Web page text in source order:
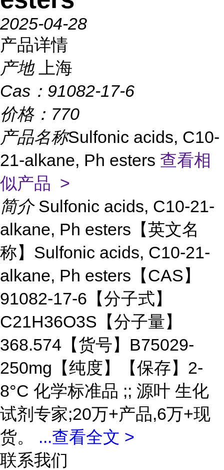
2025-04-28
产品详情
产地
上海
Cas： 91082-17-6
价格： 770
产品名称Sulfonic acids, C10-
21-alkane, Ph esters 查看相
似产品 >
简介 Sulfonic acids, C10-21-
alkane, Ph esters【英文名
称】Sulfonic acids, C10-21-
alkane, Ph esters【CAS】
91082-17-6【分子式】
C21H36O3S【分子量】
368.574【货号】B75029-
250mg【纯度】【保存】2-
8°C 化学标准品 ;; 源叶 生化
试剂专家;20万+产品,6万+现
货。 ...查看全文 >
联系我们